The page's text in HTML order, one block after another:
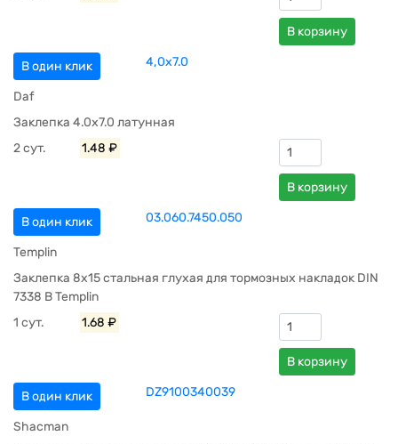
В корзину
В один клик 4,0х7.0
Daf
Заклепка 4.0х7.0 латунная
2 сут.
1.48 ₽
В корзину
В один клик 03.060.7450.050
Templin
Заклепка 8х15 стальная глухая для тормозных накладок DIN
7338 B Templin
1 сут.
1.68 ₽
В корзину
В один клик DZ9100340039
Shacman